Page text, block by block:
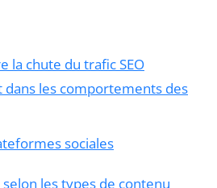
la chute du trafic SEO
dans les comportements des
sociales
les types de contenu